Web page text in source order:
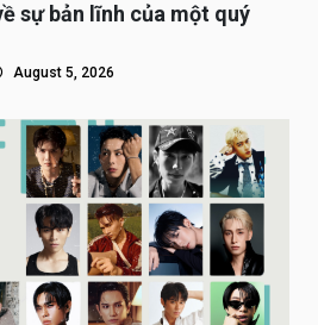
sự bản lĩnh của một quý
August 5, 2026